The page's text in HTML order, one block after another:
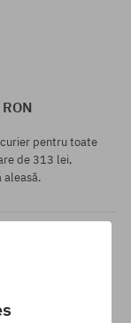
pentru toate
de 313 lei,